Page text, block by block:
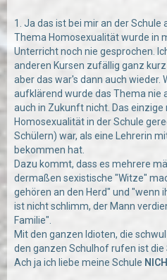
1. Ja das ist bei mir an der Schule
Thema Homosexualität wurde in
Unterricht noch nie gesprochen.
anderen Kursen zufällig ganz
aber das war's dann auch wieder.
aufklärend wurde das Thema nie
auch in Zukunft nicht. Das einzige
Homosexualität in der Schule
Schülern) war, als eine Lehrerin
bekommen hat.
Dazu kommt, dass es mehrere
dermaßen sexistische "Witze"
gehören an den Herd" und "wenn
ist nicht schlimm, der Mann
Familie".
Mit den ganzen Idioten, die
den ganzen Schulhof rufen ist die
Ach ja ich liebe meine Schule